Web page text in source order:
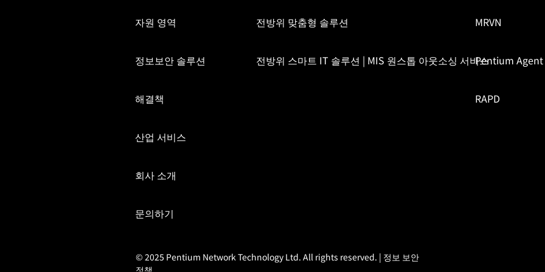
자원 영역
정보보안 솔루션
해결책
산업 서비스
회사 소개
문의하기
전방위 맞춤형 솔루션
전방위 스마트 IT 솔루션 | MIS 원스톱 아웃소싱 서비스
MRVN
Pentium Agent
RAPD
© 2025 Pentium Network Technology Ltd. All rights reserved. | 정보 보안
정책